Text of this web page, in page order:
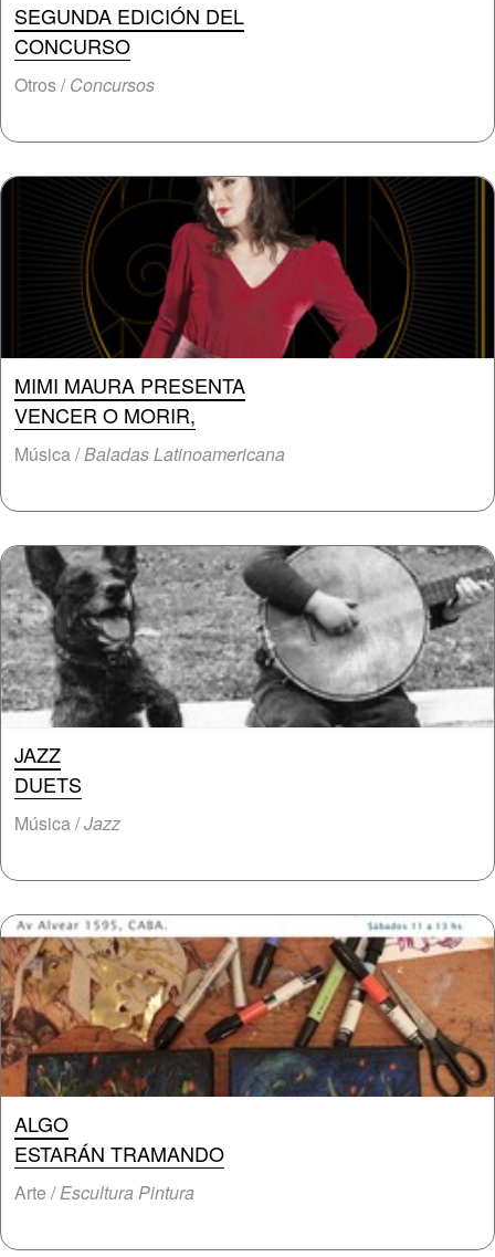
SEGUNDA EDICIÓN DEL
CONCURSO
Otros /Concursos
MIMI MAURA PRESENTA
VENCER O MORIR,
Música /Baladas Latinoamericana
JAZZ
DUETS
Música /Jazz
ALGO
ESTARÁN TRAMANDO
Arte /Escultura Pintura